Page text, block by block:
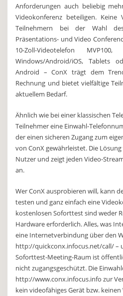
Anforderungen auch beliebig
Videokonferenz beteiligen. Keine
Teilnehmern bei der Wahl
Präsentations- und Video
10-Zoll-Videotelefon
Windows/Android/iOS, Tablets
Android – ConX trägt dem Trend
Rechnung und bietet vielfältige
aktuellem Bedarf.
Ähnlich wie bei einer klassischen
Teilnehmer eine Einwahl-
der einen sicheren Zugang zum
von ConX gewährleistet. Die
Nutzer und zeigt jeden Video-
an.
Wer ConX ausprobieren will, kann
testen und ganz einfach eine
kostenlosen Soforttest sind weder
Hardware erforderlich. Alles, was
eine Internetverbindung über den
http://quickconx.infocus.net/call/ –
Soforttest-Meeting-Raum ist
nicht zugangsgeschützt. Die
http://www.conx.infocus.info zur
kein videofähiges Gerät bzw.